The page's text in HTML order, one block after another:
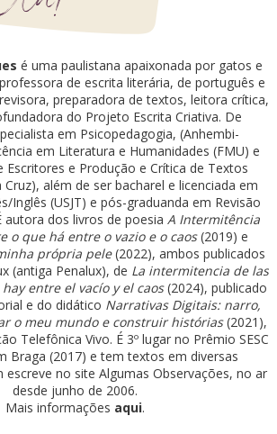
é uma paulistana apaixonada por gatos e
de escrita literária, de português e
preparadora de textos, leitora crítica,
do Projeto Escrita Criativa. De
em Psicopedagogia, (Anhembi-
em Literatura e Humanidades (FMU) e
Escritores e Produção e Crítica de Textos
Cruz), além de ser bacharel e licenciada em
(USJT) e pós-graduanda em Revisão
autora dos livros de poesia A Intermitência
o que há entre o vazio e o caos(2019) e
própria pele(2022), ambos publicados
(antiga Penalux), de La intermitencia de las
entre el vacío y el caos(2024), publicado
e do didático Narrativas Digitais: narro,
o meu mundo e construir histórias(2021),
Telefônica Vivo. É 3º lugar no Prêmio SESC
Braga (2017) e tem textos em diversas
escreve no site Algumas Observações, no ar
desde junho de 2006.
Mais informações aqui.